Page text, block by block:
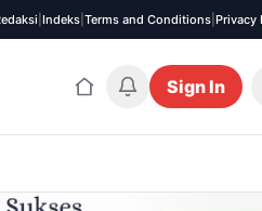
Indeks Terms and Conditions Privacy
Sign In